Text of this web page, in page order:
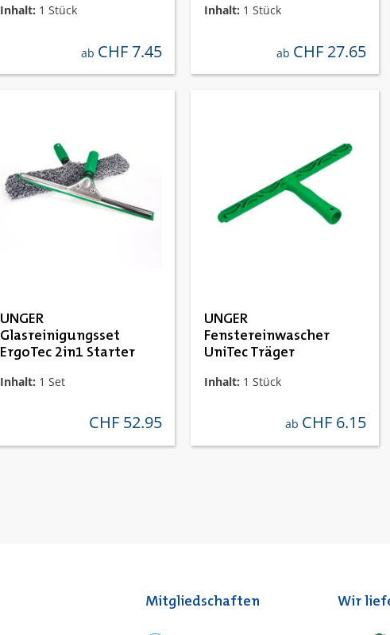
Inhalt: 1 Stück
regulärer preis:
ab CHF 7.45
Inhalt: 1 Stück
regulärer preis:
ab CHF 27.65
UNGER
Glasreinigungsset
ErgoTec 2in1 Starter
Inhalt: 1 Set
regulärer preis:
CHF 52.95
UNGER
Fenstereinwascher
UniTec Träger
Inhalt: 1 Stück
regulärer preis:
ab CHF 6.15
Mitgliedschaften Wir